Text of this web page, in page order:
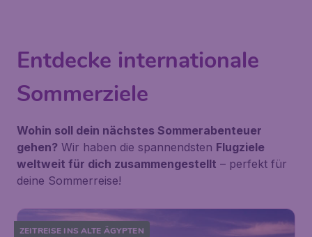
Entdecke internationale
Sommerziele
Wohin soll dein nächstes Sommerabenteuer
gehen? Wir haben die spannendsten Flugziele
weltweit für dich zusammengestellt – perfekt für
deine Sommerreise!
ZEITREISE INS ALTE ÄGYPTEN